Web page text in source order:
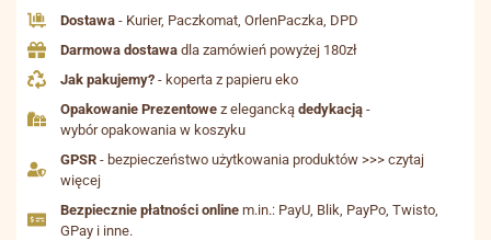
Dostawa - Kurier, Paczkomat, OrlenPaczka, DPD
Darmowa dostawa dla zamówień powyżej 180zł
Jak pakujemy? - koperta z papieru eko
Opakowanie Prezentowe z eleganckądedykacją -
wybór opakowania w koszyku
GPSR - bezpieczeństwo użytkowania produktów >>> czytaj
więcej
Bezpiecznie płatności online m.in.: PayU, Blik, PayPo, Twisto,
GPay i inne.